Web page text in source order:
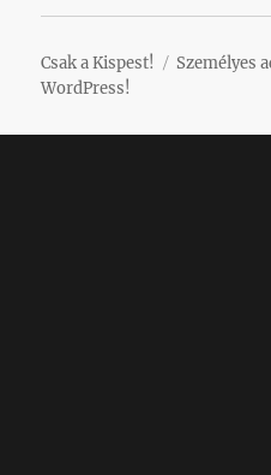
Csak a Kispest! Személyes
WordPress!